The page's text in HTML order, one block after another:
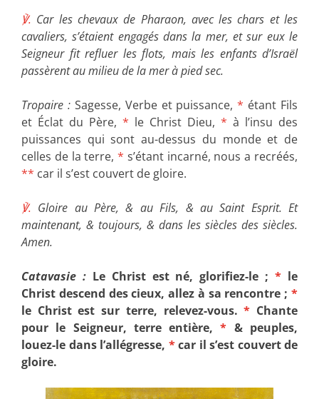
℣. Car les chevaux de Pharaon, avec les chars et les
cavaliers, s’étaient engagés dans la mer, et sur eux le
Seigneur fit refluer les flots, mais les enfants d’Israël
passèrent au milieu de la mer à pied sec.
Tropaire :Sagesse, Verbe et puissance,* étant Fils
et Éclat du Père, * le Christ Dieu, * à l’insu des
puissances qui sont au-dessus du monde et de
celles de la terre,* s’étant incarné, nous a recréés,
** car il s’est couvert de gloire.
℣. Gloire au Père, & au Fils, & au Saint Esprit. Et
maintenant, & toujours, & dans les siècles des siècles.
Amen.
Catavasie :Le Christ est né, glorifiez-le ;* le
Christ descend des cieux, allez à sa rencontre ; *
le Christ est sur terre, relevez-vous.* Chante
pour le Seigneur, terre entière,* & peuples,
louez-le dans l’allégresse, *car il s’est couvert de
gloire.